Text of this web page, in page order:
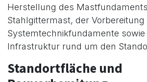
Herstellung des
Stahlgittermast, der
Systemtechnikfundamente
Infrastruktur rund um den
Standortfläche und